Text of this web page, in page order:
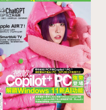
訊到各種事物的連結與
產品整合，各種跨領域
不僅提供平面內容
播、研討會等等服務，
佳媒介。